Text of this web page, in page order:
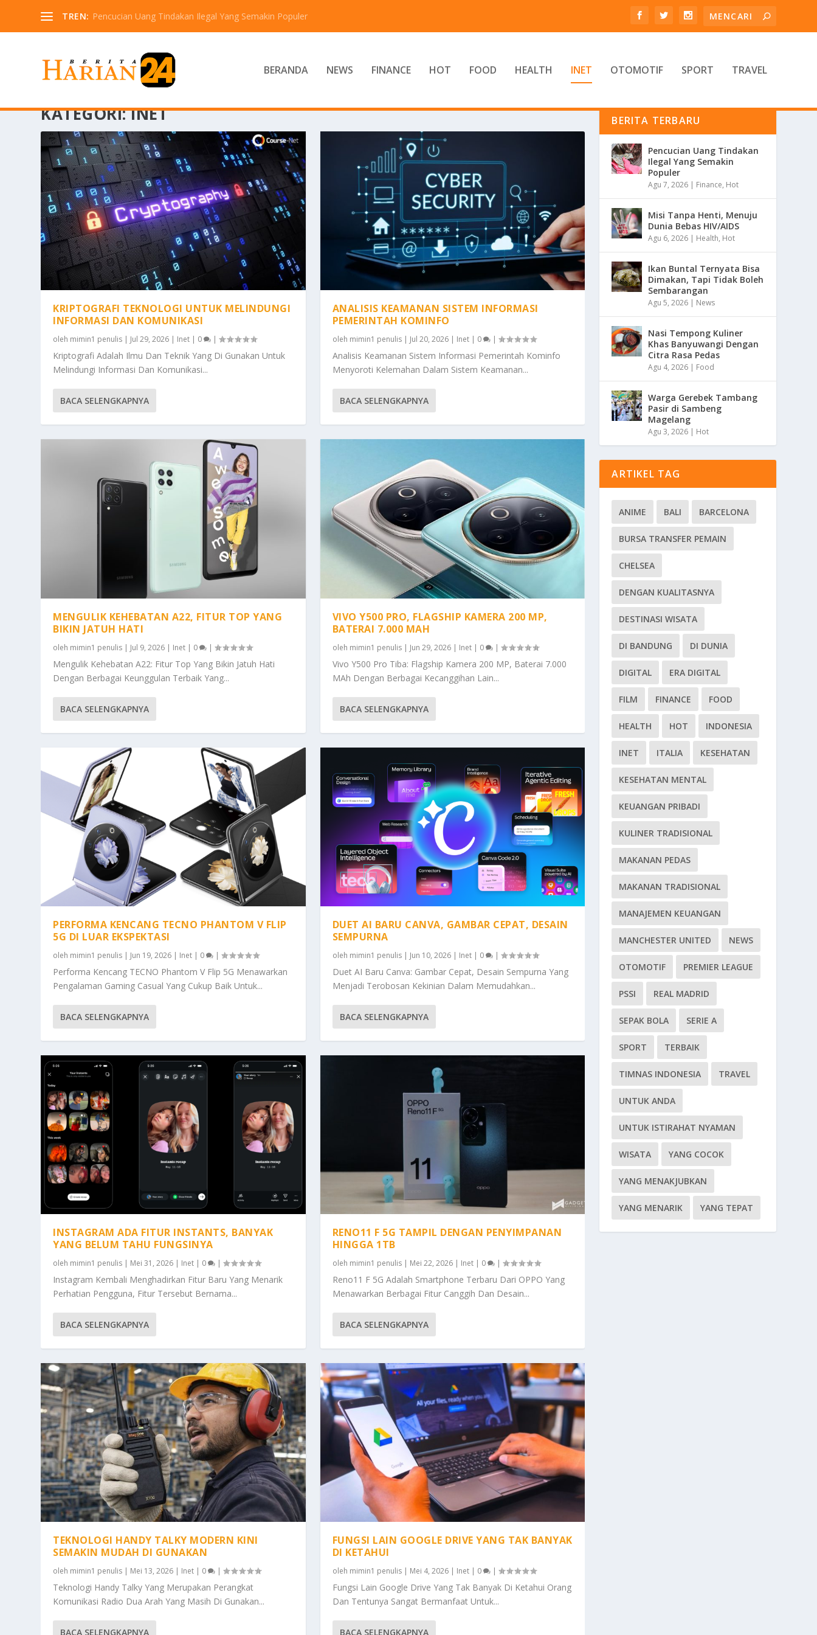
TREN: Pencucian Uang Tindakan Ilegal Yang Semakin Populer
BERANDA NEWS FINANCE HOT FOOD HEALTH INET OTOMOTIF SPORT TRAVEL
KATEGORI:INET
KRIPTOGRAFI TEKNOLOGI UNTUK MELINDUNGI
INFORMASI DAN KOMUNIKASI
oleh mimin1 penulis | Jul 29, 2026 | Inet | 0 |
Kriptografi Adalah Ilmu Dan Teknik Yang Di Gunakan Untuk
Melindungi Informasi Dan Komunikasi...
BACA SELENGKAPNYA
MENGULIK KEHEBATAN A22, FITUR TOP YANG
BIKIN JATUH HATI
oleh mimin1 penulis | Jul 9, 2026 | Inet | 0 |
Mengulik Kehebatan A22: Fitur Top Yang Bikin Jatuh Hati
Dengan Berbagai Keunggulan Terbaik Yang...
BACA SELENGKAPNYA
PERFORMA KENCANG TECNO PHANTOM V FLIP
5G DI LUAR EKSPEKTASI
oleh mimin1 penulis | Jun 19, 2026 | Inet | 0 |
Performa Kencang TECNO Phantom V Flip 5G Menawarkan
Pengalaman Gaming Casual Yang Cukup Baik Untuk...
BACA SELENGKAPNYA
INSTAGRAM ADA FITUR INSTANTS, BANYAK
YANG BELUM TAHU FUNGSINYA
oleh mimin1 penulis | Mei 31, 2026 | Inet | 0 |
Instagram Kembali Menghadirkan Fitur Baru Yang Menarik
Perhatian Pengguna, Fitur Tersebut Bernama...
BACA SELENGKAPNYA
TEKNOLOGI HANDY TALKY MODERN KINI
SEMAKIN MUDAH DI GUNAKAN
oleh mimin1 penulis | Mei 13, 2026 | Inet | 0 |
Teknologi Handy Talky Yang Merupakan Perangkat
Komunikasi Radio Dua Arah Yang Masih Di Gunakan...
BACA SELENGKAPNYA
ANALISIS KEAMANAN SISTEM INFORMASI
PEMERINTAH KOMINFO
oleh mimin1 penulis| Jul 20, 2026| Inet| 0 |
Analisis Keamanan Sistem Informasi Pemerintah Kominfo
Menyoroti Kelemahan Dalam Sistem Keamanan...
BACA SELENGKAPNYA
VIVO Y500 PRO, FLAGSHIP KAMERA 200 MP,
BATERAI 7.000 MAH
oleh mimin1 penulis| Jun 29, 2026| Inet| 0 |
Vivo Y500 Pro Tiba: Flagship Kamera 200 MP, Baterai 7.000
MAh Dengan Berbagai Kecanggihan Lain...
BACA SELENGKAPNYA
DUET AI BARU CANVA, GAMBAR CEPAT, DESAIN
SEMPURNA
oleh mimin1 penulis| Jun 10, 2026| Inet| 0 |
Duet AI Baru Canva: Gambar Cepat, Desain Sempurna Yang
Menjadi Terobosan Kekinian Dalam Memudahkan...
BACA SELENGKAPNYA
RENO11 F 5G TAMPIL DENGAN PENYIMPANAN
HINGGA 1TB
oleh mimin1 penulis| Mei 22, 2026| Inet| 0 |
Reno11 F 5G Adalah Smartphone Terbaru Dari OPPO Yang
Menawarkan Berbagai Fitur Canggih Dan Desain...
BACA SELENGKAPNYA
FUNGSI LAIN GOOGLE DRIVE YANG TAK BANYAK
DI KETAHUI
oleh mimin1 penulis| Mei 4, 2026| Inet| 0 |
Fungsi Lain Google Drive Yang Tak Banyak Di Ketahui Orang
Dan Tentunya Sangat Bermanfaat Untuk...
BACA SELENGKAPNYA
BERITA TERBARU
Pencucian Uang Tindakan
Ilegal Yang Semakin
Populer
Agu 7, 2026 | Finance, Hot
Misi Tanpa Henti, Menuju
Dunia Bebas HIV/AIDS
Agu 6, 2026 | Health, Hot
Ikan Buntal Ternyata Bisa
Dimakan, Tapi Tidak Boleh
Sembarangan
Agu 5, 2026 | News
Nasi Tempong Kuliner
Khas Banyuwangi Dengan
Citra Rasa Pedas
Agu 4, 2026 | Food
Warga Gerebek Tambang
Pasir di Sambeng
Magelang
Agu 3, 2026 | Hot
ARTIKEL TAG
ANIME BALI BARCELONA
BURSA TRANSFER PEMAIN
CHELSEA
DENGAN KUALITASNYA
DESTINASI WISATA
DI BANDUNG DI DUNIA
DIGITAL ERA DIGITAL
FILM FINANCE FOOD
HEALTH HOT INDONESIA
INET ITALIA KESEHATAN
KESEHATAN MENTAL
KEUANGAN PRIBADI
KULINER TRADISIONAL
MAKANAN PEDAS
MAKANAN TRADISIONAL
MANAJEMEN KEUANGAN
MANCHESTER UNITED NEWS
OTOMOTIF PREMIER LEAGUE
PSSI REAL MADRID
SEPAK BOLA SERIE A
SPORT TERBAIK
TIMNAS INDONESIA TRAVEL
UNTUK ANDA
UNTUK ISTIRAHAT NYAMAN
WISATA YANG COCOK
YANG MENAKJUBKAN
YANG MENARIK YANG TEPAT